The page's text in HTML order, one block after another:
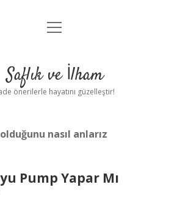
Anasayfa
Yasal Uyarı
menüyü
Saflık ve İlham
önerilerle hayatını güzelleştir!
nasıl anlarız
Pump Yapar Mı